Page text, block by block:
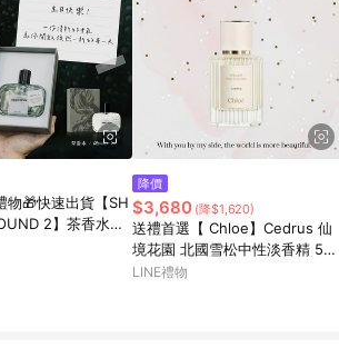
物🎁快速出貨【SH
2】茶香水禮
茶香.木質香.中性
降價
$3,680 (降$1,620)
送禮首選【 Chloe】Cedrus 仙
境花園 北國雪松中性淡香精 50
ml [平輸版]
LINE禮物